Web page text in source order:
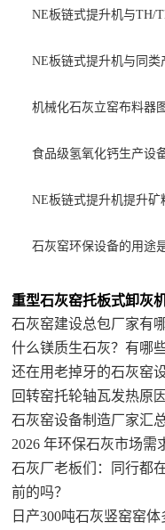
NE板链式提升机与TH/
NE板链式提升机与同类
机械化石灰立窑布料器
食品级氢氧化钙生产设
NE板链式提升机提升矿
石灰窑环保设备的用途
重型石灰窑托板式卸灰
石灰窑建设总包厂家有
什么镁质生石灰？有哪
还在用老掉牙的石灰窑
回转窑托轮轴瓦发热原
石灰窑设备制造厂家汇
2026 年环保石灰市场需
石灰厂老板们：同行都
前的吗？
日产300吨石灰竖窑窑体